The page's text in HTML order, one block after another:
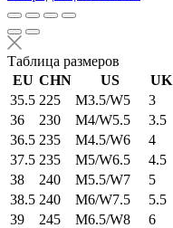
Таблица размеров
EU CHN US UK
35.5 225 M3.5/W5 3
36
230 M4/W5.5 3.5
36.5 235 M4.5/W6 4
37.5 235 M5/W6.5 4.5
38
240 M5.5/W7 5
38.5 240 M6/W7.5 5.5
39
245 M6.5/W8 6